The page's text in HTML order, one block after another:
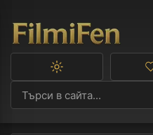
Превключване
тъмна